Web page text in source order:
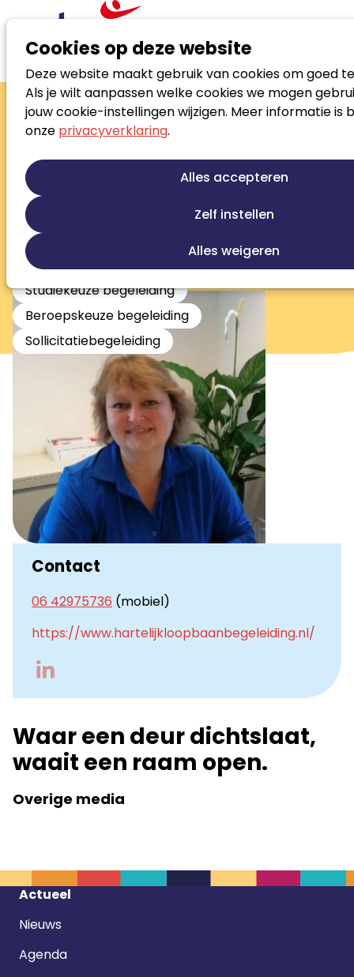
Cookies op deze website
Deze website maakt gebruik van cookies om goed
Als je wilt aanpassen welke cookies we mogen
jouw cookie-instellingen wijzigen. Meer informatie is
onze privacyverklaring.
Alles accepteren
Zelf instellen
Alles weigeren
Zoek loopbaanspecialist
Monika Sluga-
van Breugel
Maak loopbaankeuzes die passen bij je
aard, drijfveren en talenten
Loopbaanontwikkeling
Talentontwikkeling
Re-integratie
Werkfit trajecten
Outplacement
Studiekeuze begeleiding
Beroepskeuze begeleiding
Sollicitatiebegeleiding
Contact
06 42975736 (mobiel)
https://www.hartelijkloopbaanbegeleiding.nl/
Waar een deur dichtslaat,
waait een raam open.
Overige media
Footer
Actueel
Nieuws
Agenda